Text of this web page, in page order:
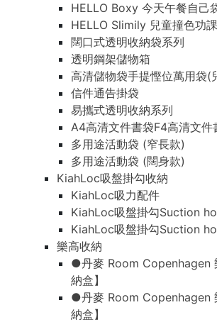
HELLO Boxy 今天午餐自己
HELLO Slimily 兒童撞色功
闊口式透明收納袋系列
透明鋼架儲物箱
高清儲物袋手提慳位萬用袋(
信件通告掛袋
易攜式透明收納系列
A4高清文件書袋F4高清文件
多用途活動袋 (窄長款)
多用途活動袋 (闊身款)
KiahLoc吸盤掛勾收納
KiahLoc吸力配件
KiahLoc吸盤掛勾Suction
KiahLoc吸盤掛勾Suction
樂高收納
●丹麥 Room Copenhagen
納盒】
●丹麥 Room Copenhagen
納盒】